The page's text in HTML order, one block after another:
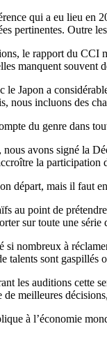
qui a eu lieu en
pertinentes. Outre
le rapport du CCI
manquent souvent
le Japon a
nous incluons des
du genre dans
avons signé la
la participation
départ, mais il faut
au point de
sur toute une série
si nombreux à
talents sont gaspillés
les auditions cette
de meilleures
à l’économie